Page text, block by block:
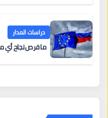
دراسات المدار
ما فرص نجاح أي